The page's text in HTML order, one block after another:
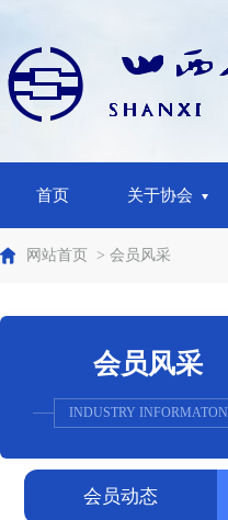
首页 关于协会
网站首页 > 会员风采
会员风采
INDUSTRY INFORMATON
会员动态